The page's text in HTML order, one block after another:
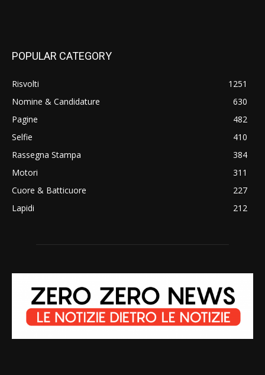
POPULAR CATEGORY
Risvolti
1251
Nomine & Candidature
630
Pagine
482
Selfie
410
Rassegna Stampa
384
Motori
311
Cuore & Batticuore
227
Lapidi
212